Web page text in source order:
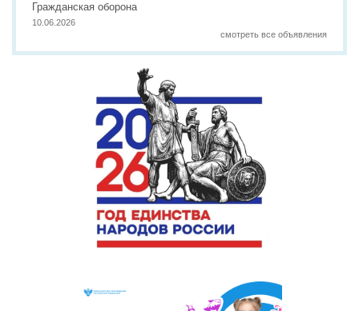
Гражданская оборона
10.06.2026
смотреть все объявления